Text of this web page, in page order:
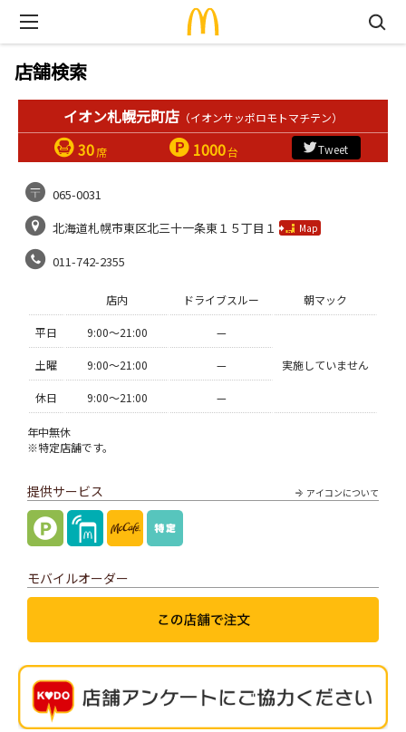
店舗検索
イオン札幌元町店 （イオンサッポロモトマチテン）
30席 1000台 Tweet
065-0031
北海道札幌市東区北三十一条東１５丁目１
Map
011-742-2355
店内 ドライブスルー 朝マック
平日 9:00〜21:00 —
実施していません
土曜 9:00〜21:00 —
休日 9:00〜21:00 —
年中無休
※特定店舗です。
アイコンについて
提供サービス
モバイルオーダー